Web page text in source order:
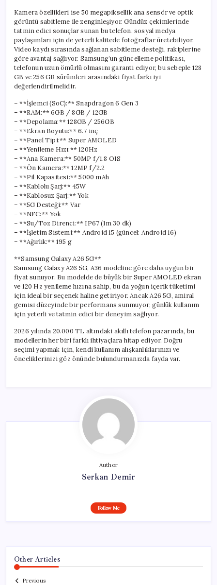
Kamera özellikleri ise 50 megapiksellik ana sensör ve optik
görüntü sabitleme ile zenginleşiyor. Gündüz çekimlerinde
tatmin edici sonuçlar sunan bu telefon, sosyal medya
paylaşımları için de yeterli kalitede fotoğraflar üretebiliyor.
Video kaydı sırasında sağlanan sabitleme desteği, rakiplerine
göre avantaj sağlıyor. Samsung’un güncelleme politikası,
telefonun uzun ömürlü olmasını garanti ediyor, bu sebeple 128
GB ve 256 GB sürümleri arasındaki fiyat farkı iyi
değerlendirilmelidir.
– **İşlemci (SoC):** Snapdragon 6 Gen 3
– **RAM:** 6GB / 8GB / 12GB
– **Depolama:** 128GB / 256GB
– **Ekran Boyutu:** 6.7 inç
– **Panel Tipi:** Super AMOLED
– **Yenileme Hızı:** 120Hz
– **Ana Kamera:** 50MP f/1.8 OIS
– **Ön Kamera:** 12MP f/2.2
– **Pil Kapasitesi:** 5000 mAh
– **Kablolu Şarj:** 45W
– **Kablosuz Şarj:** Yok
– **5G Desteği:** Var
– **NFC:** Yok
– **Su/Toz Direnci:** IP67 (1m 30 dk)
– **İşletim Sistemi:** Android 15 (güncel: Android 16)
– **Ağırlık:** 195 g
**Samsung Galaxy A26 5G**
Samsung Galaxy A26 5G, A36 modeline göre daha uygun bir
fiyat sunuyor. Bu modelde de büyük bir Super AMOLED ekran
ve 120 Hz yenileme hızına sahip, bu da yoğun içerik tüketimi
için ideal bir seçenek haline getiriyor. Ancak A26 5G, amiral
gemisi düzeyinde bir performans sunmuyor; günlük kullanım
için yeterli ve tatmin edici bir deneyim sağlıyor.
2026 yılında 20.000 TL altındaki akıllı telefon pazarında, bu
modellerin her biri farklı ihtiyaçlara hitap ediyor. Doğru
seçimi yapmak için, kendi kullanım alışkanlıklarınızı ve
önceliklerinizi göz önünde bulundurmanızda fayda var.
Author
Serkan Demir
Follow Me
Other Articles
Previous